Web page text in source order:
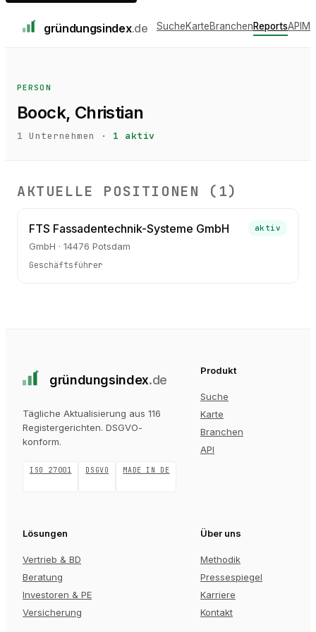
gründungsindex.de SucheKarteBranchenReportsAPI
PERSON
Boock, Christian
1 Unternehmen · 1 aktiv
AKTUELLE POSITIONEN ( 1)
FTS Fassadentechnik-Systeme GmbH
GmbH · 14476 Potsdam
aktiv
Geschäftsführer
gründungsindex.de
Tägliche Aktualisierung aus 116
Registergerichten. DSGVO-
konform.
ISO 27001 DSGVO MADE IN DE
Produkt
Suche
Karte
Branchen
API
Lösungen
Vertrieb & BD
Beratung
Investoren & PE
Versicherung
Über uns
Methodik
Pressespiegel
Karriere
Kontakt